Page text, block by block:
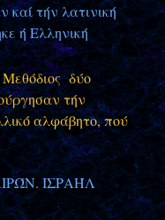
τήν λατινική
ή Ελληνική
δύο
τήν
αλφάβητο, πού
ΙΣΡΑΉΛ